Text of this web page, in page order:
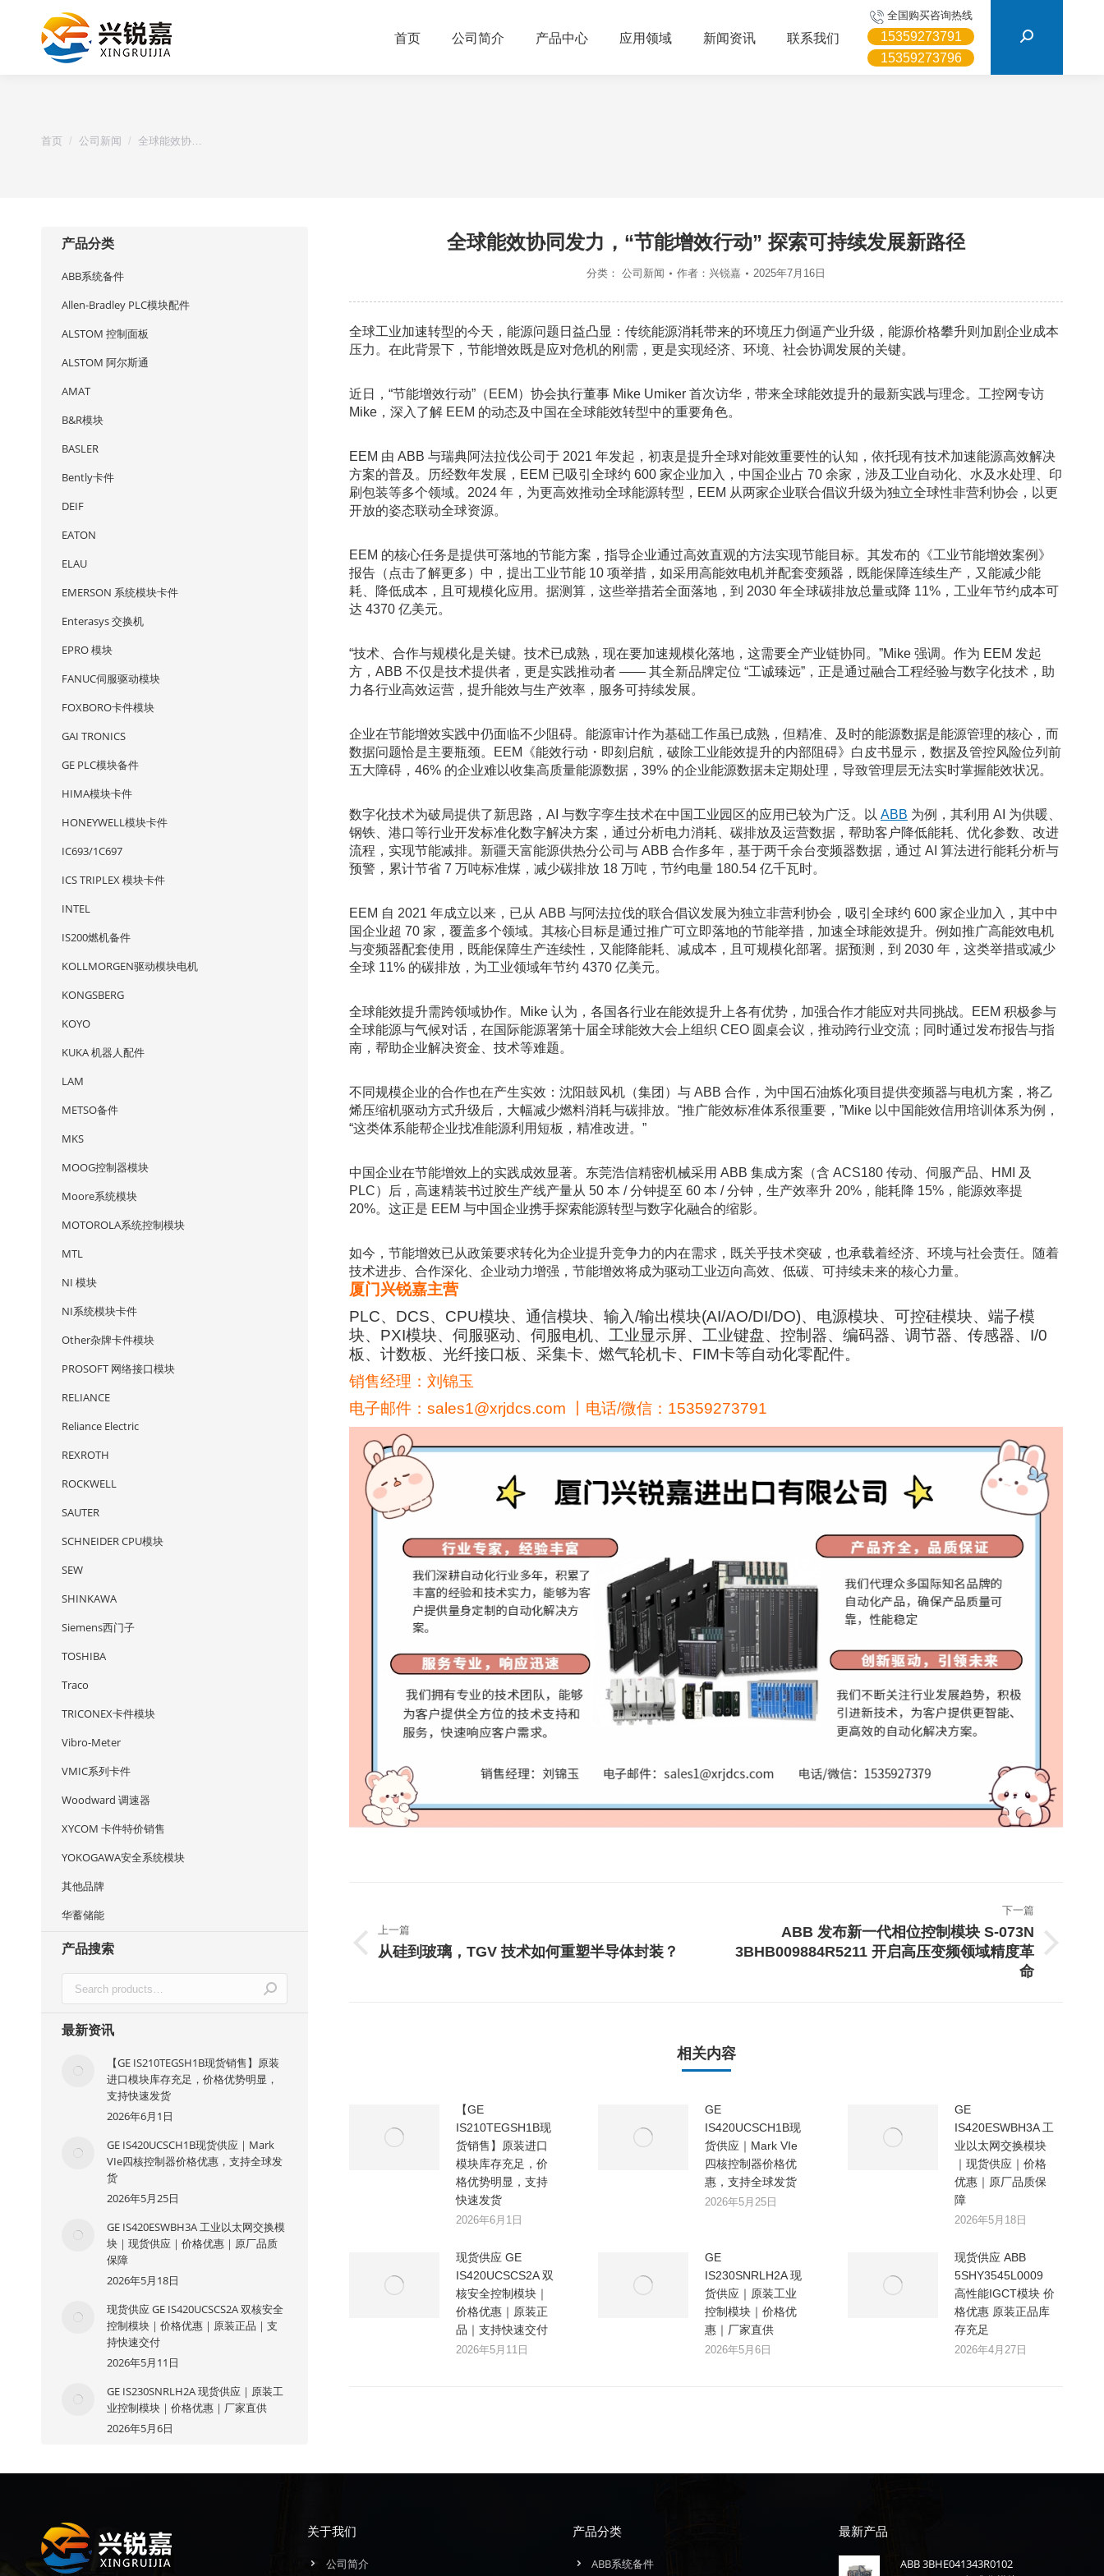
首页 公司简介 产品中心 应用领域 新闻资讯 联系我们
全国购买咨询热线
15359273791
15359273796
首页 公司新闻 全球能效协…
全球能效协同发力，“节能增效行动” 探索可持续发展新路径
分类： 公司新闻 作者： 兴锐嘉 2025年7月16日
全球工业加速转型的今天，能源问题日益凸显：传统能源消耗带来的环境压力倒逼产业升级，能源价格攀升则加剧企业成本
压力。在此背景下，节能增效既是应对危机的刚需，更是实现经济、环境、社会协调发展的关键。
近日，“节能增效行动”（EEM）协会执行董事 Mike Umiker 首次访华，带来全球能效提升的最新实践与理念。工控网专访
Mike，深入了解 EEM 的动态及中国在全球能效转型中的重要角色。
EEM 由 ABB 与瑞典阿法拉伐公司于 2021 年发起，初衷是提升全球对能效重要性的认知，依托现有技术加速能源高效解决
方案的普及。历经数年发展，EEM 已吸引全球约 600 家企业加入，中国企业占 70 余家，涉及工业自动化、水及水处理、印
刷包装等多个领域。2024 年，为更高效推动全球能源转型，EEM 从两家企业联合倡议升级为独立全球性非营利协会，以更
开放的姿态联动全球资源。
EEM 的核心任务是提供可落地的节能方案，指导企业通过高效直观的方法实现节能目标。其发布的《工业节能增效案例》
报告（点击了解更多）中，提出工业节能 10 项举措，如采用高能效电机并配套变频器，既能保障连续生产，又能减少能
耗、降低成本，且可规模化应用。据测算，这些举措若全面落地，到 2030 年全球碳排放总量或降 11%，工业年节约成本可
达 4370 亿美元。
“技术、合作与规模化是关键。技术已成熟，现在要加速规模化落地，这需要全产业链协同。”Mike 强调。作为 EEM 发起
方，ABB 不仅是技术提供者，更是实践推动者 —— 其全新品牌定位 “工诚臻远”，正是通过融合工程经验与数字化技术，助
力各行业高效运营，提升能效与生产效率，服务可持续发展。
企业在节能增效实践中仍面临不少阻碍。能源审计作为基础工作虽已成熟，但精准、及时的能源数据是能源管理的核心，而
数据问题恰是主要瓶颈。EEM《能效行动・即刻启航，破除工业能效提升的内部阻碍》白皮书显示，数据及管控风险位列前
五大障碍，46% 的企业难以收集高质量能源数据，39% 的企业能源数据未定期处理，导致管理层无法实时掌握能效状况。
数字化技术为破局提供了新思路，AI 与数字孪生技术在中国工业园区的应用已较为广泛。以 ABB 为例，其利用 AI 为供暖、
钢铁、港口等行业开发标准化数字解决方案，通过分析电力消耗、碳排放及运营数据，帮助客户降低能耗、优化参数、改进
流程，实现节能减排。新疆天富能源供热分公司与 ABB 合作多年，基于两千余台变频器数据，通过 AI 算法进行能耗分析与
预警，累计节省 7 万吨标准煤，减少碳排放 18 万吨，节约电量 180.54 亿千瓦时。
EEM 自 2021 年成立以来，已从 ABB 与阿法拉伐的联合倡议发展为独立非营利协会，吸引全球约 600 家企业加入，其中中
国企业超 70 家，覆盖多个领域。其核心目标是通过推广可立即落地的节能举措，加速全球能效提升。例如推广高能效电机
与变频器配套使用，既能保障生产连续性，又能降能耗、减成本，且可规模化部署。据预测，到 2030 年，这类举措或减少
全球 11% 的碳排放，为工业领域年节约 4370 亿美元。
全球能效提升需跨领域协作。Mike 认为，各国各行业在能效提升上各有优势，加强合作才能应对共同挑战。EEM 积极参与
全球能源与气候对话，在国际能源署第十届全球能效大会上组织 CEO 圆桌会议，推动跨行业交流；同时通过发布报告与指
南，帮助企业解决资金、技术等难题。
不同规模企业的合作也在产生实效：沈阳鼓风机（集团）与 ABB 合作，为中国石油炼化项目提供变频器与电机方案，将乙
烯压缩机驱动方式升级后，大幅减少燃料消耗与碳排放。“推广能效标准体系很重要，”Mike 以中国能效信用培训体系为例，
“这类体系能帮企业找准能源利用短板，精准改进。”
中国企业在节能增效上的实践成效显著。东莞浩信精密机械采用 ABB 集成方案（含 ACS180 传动、伺服产品、HMI 及
PLC）后，高速精装书过胶生产线产量从 50 本 / 分钟提至 60 本 / 分钟，生产效率升 20%，能耗降 15%，能源效率提
20%。这正是 EEM 与中国企业携手探索能源转型与数字化融合的缩影。
如今，节能增效已从政策要求转化为企业提升竞争力的内在需求，既关乎技术突破，也承载着经济、环境与社会责任。随着
技术进步、合作深化、企业动力增强，节能增效将成为驱动工业迈向高效、低碳、可持续未来的核心力量。
厦门兴锐嘉主营
PLC、DCS、CPU模块、通信模块、输入/输出模块(AI/AO/DI/DO)、电源模块、可控硅模块、端子模
块、PXI模块、伺服驱动、伺服电机、工业显示屏、工业键盘、控制器、编码器、调节器、传感器、I/0
板、计数板、光纤接口板、采集卡、燃气轮机卡、FIM卡等自动化零配件。
销售经理：刘锦玉
电子邮件：sales1@xrjdcs.com 丨电话/微信：15359273791
导
上一篇
上
从硅到玻璃，TGV 技术如何重塑半导体封装？
下一篇
下
ABB 发布新一代相位控制模块 S-073N
3BHB009884R5211 开启高压变频领域精度革
命
相关内容
【GE
IS210TEGSH1B现
货销售】原装进口
模块库存充足，价
格优势明显，支持
快速发货
2026年6月1日
GE
IS420UCSCH1B现
货供应｜Mark VIe
四核控制器价格优
惠，支持全球发货
2026年5月25日
GE
IS420ESWBH3A 工
业以太网交换模块
｜现货供应｜价格
优惠｜原厂品质保
障
2026年5月18日
现货供应 GE
IS420UCSCS2A 双
核安全控制模块｜
价格优惠｜原装正
品｜支持快速交付
2026年5月11日
GE
IS230SNRLH2A 现
货供应｜原装工业
控制模块｜价格优
惠｜厂家直供
2026年5月6日
现货供应 ABB
5SHY3545L0009
高性能IGCT模块 价
格优惠 原装正品库
存充足
2026年4月27日
产品分类
ABB系统备件
Allen-Bradley PLC模块配件
ALSTOM 控制面板
ALSTOM 阿尔斯通
AMAT
B&R模块
BASLER
Bently卡件
DEIF
EATON
ELAU
EMERSON 系统模块卡件
Enterasys 交换机
EPRO 模块
FANUC伺服驱动模块
FOXBORO卡件模块
GAI TRONICS
GE PLC模块备件
HIMA模块卡件
HONEYWELL模块卡件
IC693/1C697
ICS TRIPLEX 模块卡件
INTEL
IS200燃机备件
KOLLMORGEN驱动模块电机
KONGSBERG
KOYO
KUKA 机器人配件
LAM
METSO备件
MKS
MOOG控制器模块
Moore系统模块
MOTOROLA系统控制模块
MTL
NI 模块
NI系统模块卡件
Other杂牌卡件模块
PROSOFT 网络接口模块
RELIANCE
Reliance Electric
REXROTH
ROCKWELL
SAUTER
SCHNEIDER CPU模块
SEW
SHINKAWA
Siemens西门子
TOSHIBA
Traco
TRICONEX卡件模块
Vibro-Meter
VMIC系列卡件
Woodward 调速器
XYCOM 卡件特价销售
YOKOGAWA安全系统模块
其他品牌
华蓄储能
产品搜索
最新资讯
【GE IS210TEGSH1B现货销售】原装
进口模块库存充足，价格优势明显，
支持快速发货
2026年6月1日
GE IS420UCSCH1B现货供应｜Mark
VIe四核控制器价格优惠，支持全球发
货
2026年5月25日
GE IS420ESWBH3A 工业以太网交换模
块｜现货供应｜价格优惠｜原厂品质
保障
2026年5月18日
现货供应 GE IS420UCSCS2A 双核安全
控制模块｜价格优惠｜原装正品｜支
持快速交付
2026年5月11日
GE IS230SNRLH2A 现货供应｜原装工
业控制模块｜价格优惠｜厂家直供
2026年5月6日
关于我们
公司简介
产品分类
ABB系统备件
最新产品
ABB 3BHE041343R0102